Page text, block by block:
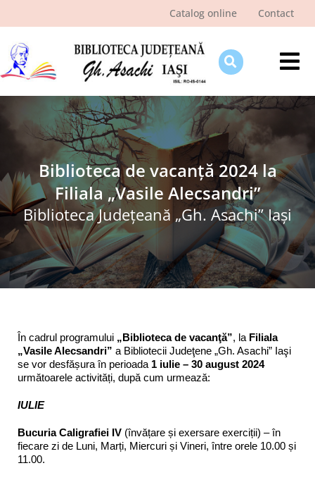
Catalog online Contact
Despre bibliotecă
Pagina cititorului
Ştiri şi evenimente
Programe şi proiecte
Interes public
Biblioteca de vacanță 2024 la
Filiala „Vasile Alecsandri”
Biblioteca Judeţeană „Gh. Asachi” Iaşi
În cadrul programului „Biblioteca de vacanţă”, la Filiala
„Vasile Alecsandri” a Bibliotecii Judeţene „Gh. Asachi” Iaşi
se vor desfășura în perioada 1 iulie – 30 august 2024
următoarele activități, după cum urmează:
IULIE
Bucuria Caligrafiei IV (învățare și exersare exerciții) – în
fiecare zi de Luni, Marți, Miercuri și Vineri, între orele 10.00 și
11.00.